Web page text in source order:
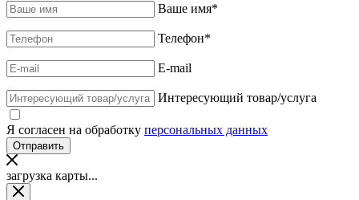
Ваше имя*
Телефон*
E-mail
Интересующий товар/услуга
Я согласен на обработку персональных данных
загрузка карты...